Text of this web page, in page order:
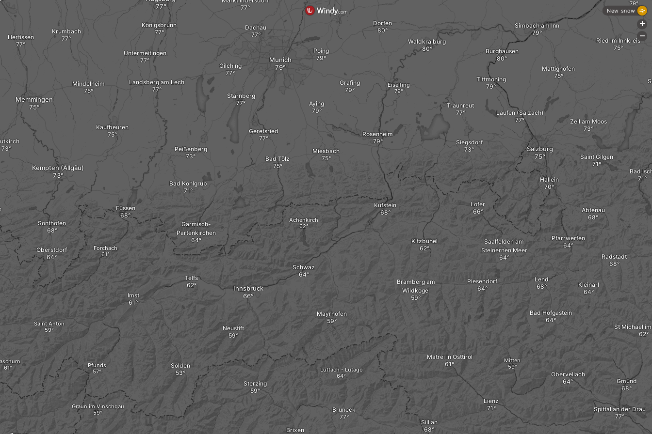
Mayrhofen
Schwaz
Neustift
Innsbruck
Kitzbühel
Bramberg am
Wildkogel
Miesbach
Bad Tölz
Achenkirch
Aying
Geretsried
Rosenheim
Siegsdorf
Kufstein
Traunreut
Luttach - Lutago
Bruneck
Brixen
Sterzing
Sillian
Matrei in Osttirol
Forchach
Garmisch-
Partenkirchen
Telfs
Imst
Saalfelden am
Steinernen Meer
Pfarrwerfen
Bad Hofgastein
Piesendorf Kleinarl
Lend
Bad Kohlgrub
Füssen
Kaufbeuren
Peißenberg Salzburg
Lofer
Abtenau
Hallein
Laufen (Salzach)
Zell am Moos
Solden
Mitten
Obervellach
Lienz
Munich
Poing
Dachau
Gilching
Starnberg
Dorfen
Waldkraiburg
Eiselfing
Grafing
Untermeitingen
Königsbrunn
Landsberg am Lech
Simbach am Inn
Burghausen
Tittmoning
Mattighofen
Oberstdorf
Sonthofen
Saint Anton
Radstadt
St Michael
Kempten (Allgäu)
Memmingen
Saint Gilgen
Bad
Pfunds
Graun im Vinschgau
Gmünd
Spittal an der Drau
Illertissen
Krumbach
Mindelheim
Ried im Innkreis
New snow
+
-